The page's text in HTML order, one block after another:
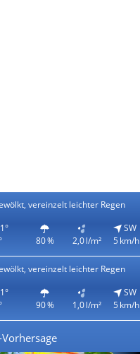
vereinzelt leichter Regen
80 % 2,0 l/m²
SW
5 km/h
vereinzelt leichter Regen
90 % 1,0 l/m²
SW
5 km/h